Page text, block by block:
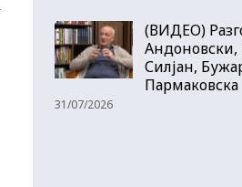
(ВИДЕО)
Андоновски,
Силјан,
Пармаковска
31/07/2026